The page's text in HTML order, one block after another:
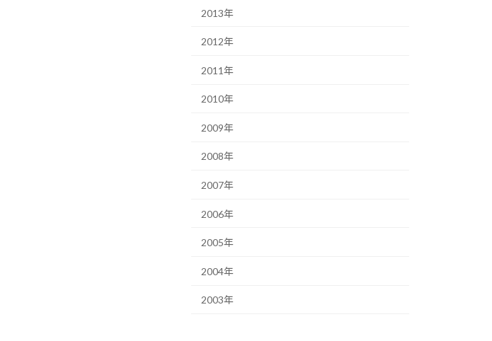
2013年
2012年
2011年
2010年
2009年
2008年
2007年
2006年
2005年
2004年
2003年